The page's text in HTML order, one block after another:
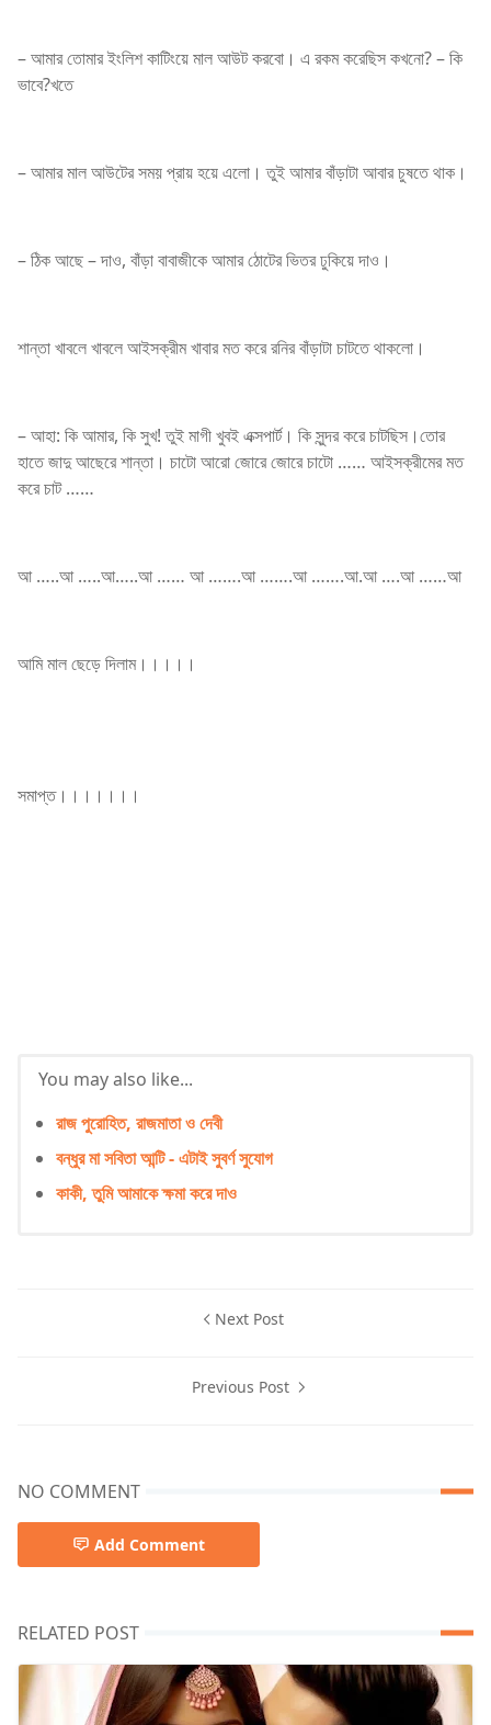
– আমার তোমার ইংলিশ কাটিংয়ে মাল আউট করবো। এ রকম করেছিস কখনো? – কি
ভাবে?খতে
– আমার মাল আউটের সময় প্রায় হয়ে এলো। তুই আমার বাঁড়াটা আবার চুষতে থাক।
– ঠিক আছে – দাও, বাঁড়া বাবাজীকে আমার ঠোটের ভিতর ঢুকিয়ে দাও।
শান্তা খাবলে খাবলে আইসক্রীম খাবার মত করে রনির বাঁড়াটা চাটতে থাকলো।
– আহা: কি আমার, কি সুখ! তুই মাগী খুবই এক্সপার্ট। কি সুন্দর করে চাটছিস।তোর
হাতে জাদু আছেরে শান্তা। চাটো আরো জোরে জোরে চাটো …… আইসক্রীমের মত
করে চাট ……
আ …..আ …..আ…..আ …… আ …….আ …….আ …….আ.আ ….আ ……আ
আমি মাল ছেড়ে দিলাম।।।।।
সমাপ্ত।।।।।।।
You may also like...
রাজ পুরোহিত, রাজমাতা ও দেবী
বন্ধুর মা সবিতা আন্টি - এটাই সুবর্ণ সুযোগ
কাকী, তুমি আমাকে ক্ষমা করে দাও
Next Post
Previous Post
NO COMMENT
Add Comment
RELATED POST